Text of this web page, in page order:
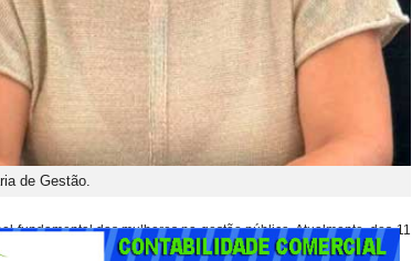
de Gestão.
fundamental das mulheres na gestão pública. Atualmente, dos 11
da administração pública do município.